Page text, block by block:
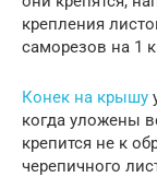
крепления
саморезов на 1
Конек на крышу
когда уложены
крепится не к
черепичного